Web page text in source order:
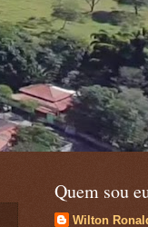
Quem sou
Wilton